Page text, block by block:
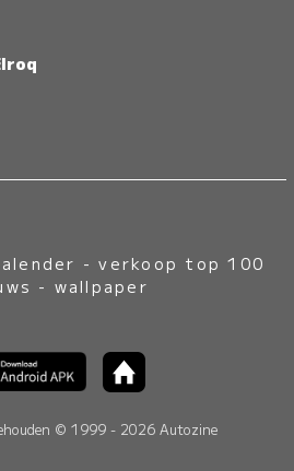
-verkoop top 100
- wallpaper
© 1999 - 2026 Autozine